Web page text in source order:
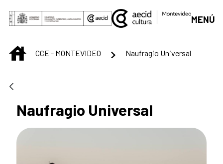
Saltar al contenido principal
MENÚ
INICIOCCE - MONTEVIDEO Naufragio Universal
Naufragio Universal